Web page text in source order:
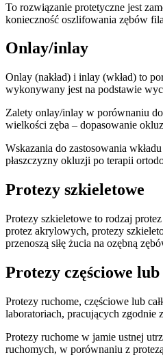
To rozwiązanie protetyczne jest
konieczność oszlifowania zębów
Onlay/inlay
Onlay (nakład) i inlay (wkład) to
wykonywany jest na podstawie
Zalety onlay/inlay w porównaniu do
wielkości zęba – dopasowanie
Wskazania do zastosowania
płaszczyzny okluzji po terapii
Protezy szkieletowe
Protezy szkieletowe to rodzaj
protez akrylowych, protezy
przenoszą siłę żucia na ozębną
Protezy częściowe lub
Protezy ruchome, częściowe lub
laboratoriach, pracujących
Protezy ruchome w jamie ustnej
ruchomych, w porównaniu z